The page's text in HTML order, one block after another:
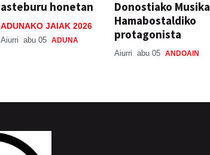
asteburu honetan
ADUNAKO JAIAK 2026
Aiurri abu 05 ADUNA
Donostiako Musika
Hamabostaldiko
protagonista
Aiurri abu 05 ANDOAIN